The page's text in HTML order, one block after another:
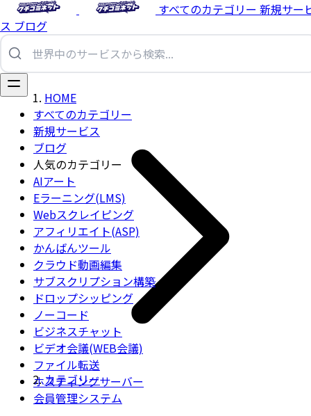
すべてのカテゴリー 新規サー
ス ブログ
すべてのカテゴリー
新規サービス
ブログ
人気のカテゴリー
AIアート
Eラーニング(LMS)
Webスクレイピング
アフィリエイト(ASP)
かんばんツール
クラウド動画編集
サブスクリプション構築
ドロップシッピング
ノーコード
ビジネスチャット
ビデオ会議(WEB会議)
ファイル転送
ホスティングサーバー
会員管理システム
HOME
カテゴリー